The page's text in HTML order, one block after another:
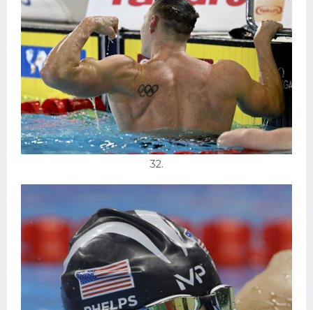
32.